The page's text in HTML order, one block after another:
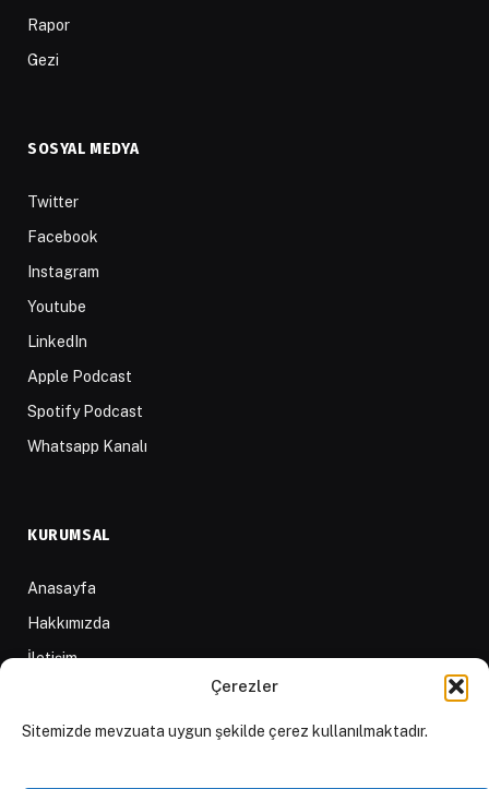
Çerezler
Sitemizde mevzuata uygun şekilde çerez kullanılmaktadır.
Rapor
Gezi
SOSYAL MEDYA
Twitter
Facebook
Instagram
Youtube
LinkedIn
Apple Podcast
Spotify Podcast
Whatsapp Kanalı
KURUMSAL
Anasayfa
Hakkımızda
İletişim
D84 Yayınları